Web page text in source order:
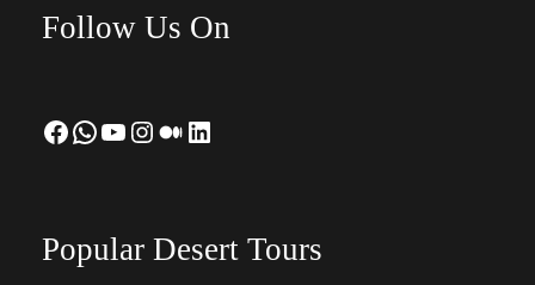
Follow Us On
Facebook WhatsApp YouTube Instagram Medium LinkedIn
Popular Desert Tours